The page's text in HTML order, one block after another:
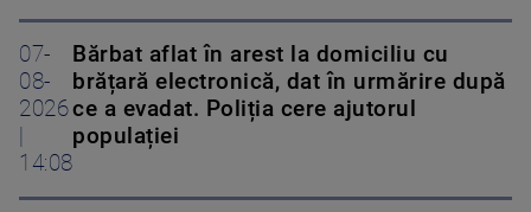
07-
08-
2026
14:08
Bărbat aflat în arest la domiciliu cu
brățară electronică, dat în urmărire după
ce a evadat. Poliția cere ajutorul
populației